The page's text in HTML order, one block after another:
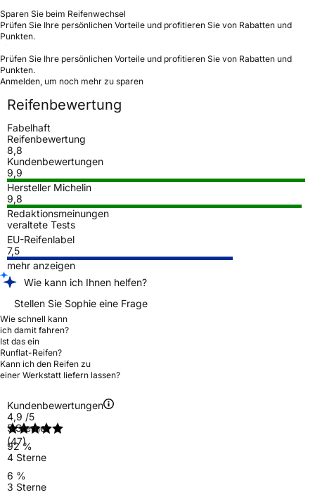
Sparen Sie beim Reifenwechsel
Prüfen Sie Ihre persönlichen Vorteile und profitieren Sie von Rabatten und
Punkten.
Prüfen Sie Ihre persönlichen Vorteile und profitieren Sie von Rabatten und
Punkten.
Anmelden, um noch mehr zu sparen
Reifenbewertung
Fabelhaft
Reifenbewertung
8,8
Kundenbewertungen
9,9
Hersteller Michelin
9,8
Redaktionsmeinungen
veraltete Tests
EU-Reifenlabel
7,5
mehr anzeigen
Wie kann ich Ihnen helfen?
Stellen Sie Sophie eine Frage
Wie schnell kann
ich damit fahren?
Ist das ein
Runflat-Reifen?
Kann ich den Reifen zu
einer Werkstatt liefern lassen?
Kundenbewertungen
4,9 /5
(47)
5 Sterne
92 %
4 Sterne
6 %
3 Sterne